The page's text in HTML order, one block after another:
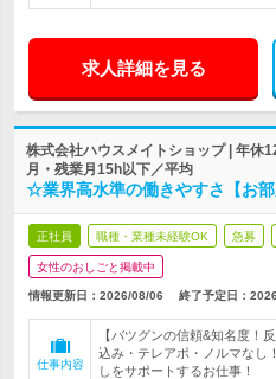
求人詳細を見る
株式会社ハウスメイトショップ | 年
月・残業月15h以下／平均
☆業界高水準の働きやすさ【お
正社員 職種・業種未経験OK 急募
女性のおしごと掲載中
情報更新日：2026/08/06 終了予定日：
仕事内容
【バツグンの信頼&知名度！
込み・テレアポ・ノルマなし
しをサポートするお仕事！